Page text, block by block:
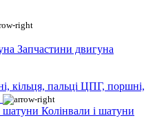
Запчастини двигуна
ЦПГ, поршні,
Колінвали і шатуни